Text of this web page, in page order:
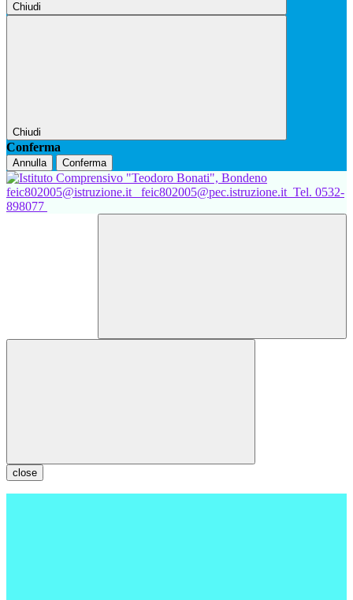
Chiudi
Chiudi
Conferma
Annulla Conferma
feic802005@istruzione.it feic802005@pec.istruzione.it Tel. 0532-
898077
close